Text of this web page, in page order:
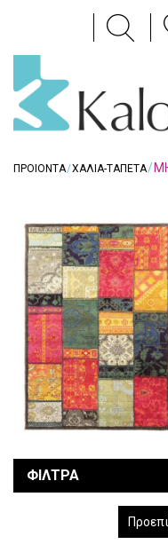
ΠΡΟΙΟΝΤΑ ΧΑΛΙΑ-ΤΑΠΕΤΑ
ΦΙΛΤΡΑ